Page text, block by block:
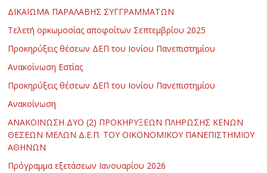
ΔΙΚΑΙΩΜΑ ΠΑΡΑΛΑΒΗΣ ΣΥΓΓΡΑΜΜΑΤΩΝ
Τελετή ορκωμοσίας αποφοίτων Σεπτεμβρίου 2025
Προκηρύξεις θέσεων ΔΕΠ του Ιονίου Πανεπιστημίου
Ανακοίνωση Εστίας
Προκηρύξεις θέσεων ΔΕΠ του Ιονίου Πανεπιστημίου
Ανακοίνωση
ΑΝΑΚΟΙΝΩΣΗ ΔΥΟ (2) ΠΡΟΚΗΡΥΞΕΩΝ ΠΛΗΡΩΣΗΣ ΚΕΝΩΝ
ΘΕΣΕΩΝ ΜΕΛΩΝ Δ.Ε.Π. ΤΟΥ ΟΙΚΟΝΟΜΙΚΟΥ ΠΑΝΕΠΙΣΤΗΜΙΟΥ
ΑΘΗΝΩΝ
Πρόγραμμα εξετάσεων Ιανουαρίου 2026